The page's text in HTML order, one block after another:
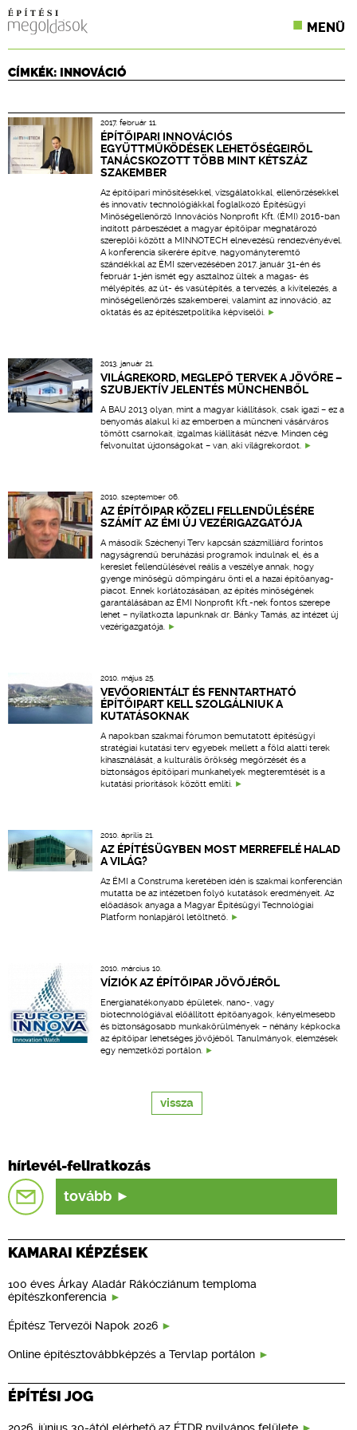
MENÜ
KONFERENCIÁK
CPR TERMÉKKIÍRÁS
ÉPÍTÉSI JOG
ONLINE KÉPZÉSEK
TERVEZÉSI SEGÉDLETEK
CÍMKÉK: INNOVÁCIÓ
2017. február 11.
ÉPÍTŐIPARI INNOVÁCIÓS
EGYÜTTMŰKÖDÉSEK LEHETŐSÉGEIRŐL
TANÁCSKOZOTT TÖBB MINT KÉTSZÁZ
SZAKEMBER
Az építőipari minősítésekkel, vizsgálatokkal, ellenőrzésekkel
és innovatív technológiákkal foglalkozó Építésügyi
Minőségellenőrző Innovációs Nonprofit Kft. (ÉMI) 2016-ban
indított párbeszédet a magyar építőipar meghatározó
szereplői között a MINNOTECH elnevezésű rendezvényével.
A konferencia sikerére építve, hagyományteremtő
szándékkal az ÉMI szervezésében 2017. január 31-én és
február 1-jén ismét egy asztalhoz ültek a magas- és
mélyépítés, az út- és vasútépítés, a tervezés, a kivitelezés, a
minőségellenőrzés szakemberei, valamint az innováció, az
oktatás és az építészetpolitika képviselői.
2013. január 21.
VILÁGREKORD, MEGLEPŐ TERVEK A JÖVŐRE –
SZUBJEKTÍV JELENTÉS MÜNCHENBŐL
A BAU 2013 olyan, mint a magyar kiállítások, csak igazi – ez a
benyomás alakul ki az emberben a müncheni vásárváros
tömött csarnokait, izgalmas kiállítását nézve. Minden cég
felvonultat újdonságokat – van, aki világrekordot.
2010. szeptember 06.
AZ ÉPÍTŐIPAR KÖZELI FELLENDÜLÉSÉRE
SZÁMÍT AZ ÉMI ÚJ VEZÉRIGAZGATÓJA
A második Széchenyi Terv kapcsán százmilliárd forintos
nagyságrendű beruházási programok indulnak el, és a
kereslet fellendülésével reális a veszélye annak, hogy
gyenge minőségű dömpingáru önti el a hazai építőanyag-
piacot. Ennek korlátozásában, az építés minőségének
garantálásában az ÉMI Nonprofit Kft.-nek fontos szerepe
lehet – nyilatkozta lapunknak dr. Bánky Tamás, az intézet új
vezérigazgatója.
2010. május 25.
VEVŐORIENTÁLT ÉS FENNTARTHATÓ
ÉPÍTŐIPART KELL SZOLGÁLNIUK A
KUTATÁSOKNAK
A napokban szakmai fórumon bemutatott építésügyi
stratégiai kutatási terv egyebek mellett a föld alatti terek
kihasználását, a kulturális örökség megőrzését és a
biztonságos építőipari munkahelyek megteremtését is a
kutatási prioritások között említi.
2010. április 21.
AZ ÉPÍTÉSÜGYBEN MOST MERREFELÉ HALAD
A VILÁG?
Az ÉMI a Construma keretében idén is szakmai konferencián
mutatta be az intézetben folyó kutatások eredményeit. Az
előadások anyaga a Magyar Építésügyi Technológiai
Platform honlapjáról letölthető.
2010. március 10.
VÍZIÓK AZ ÉPÍTŐIPAR JÖVŐJÉRŐL
Energiahatékonyabb épületek, nano-, vagy
biotechnológiával előállított építőanyagok, kényelmesebb
és biztonságosabb munkakörülmények – néhány képkocka
az építőipar lehetséges jövőjéből. Tanulmányok, elemzések
egy nemzetközi portálon.
vissza
hírlevél-feliratkozás
tovább
KAMARAI KÉPZÉSEK
100 éves Árkay Aladár Rákócziánum temploma
építészkonferencia
Építész Tervezői Napok 2026
Online építésztovábbképzés a Tervlap portálon
ÉPÍTÉSI JOG
2026. június 30-ától elérhető az ÉTDR nyilvános felülete